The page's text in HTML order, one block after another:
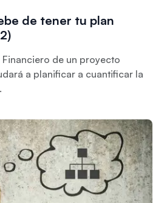
de tener tu plan
de un proyecto
a planificar a cuantificar la